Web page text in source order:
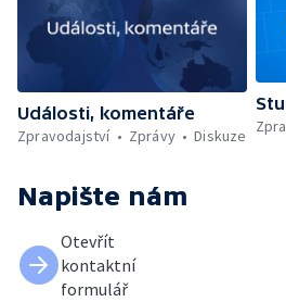
Události, komentáře
Zpravodajství
Zprávy Diskuze
Napište nám
Otevřít
kontaktní
formulář